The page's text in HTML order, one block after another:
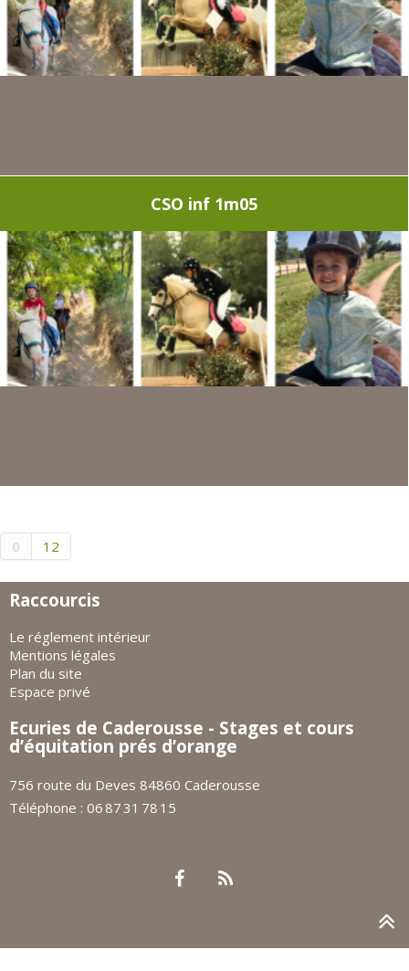
CSO inf 1m05
0 12
Raccourcis
Le réglement intérieur
Mentions légales
Plan du site
Espace privé
Ecuries de Caderousse - Stages et cours
d’équitation prés d’orange
756 route du Deves 84860 Caderousse
Téléphone : 06 87 31 78 15